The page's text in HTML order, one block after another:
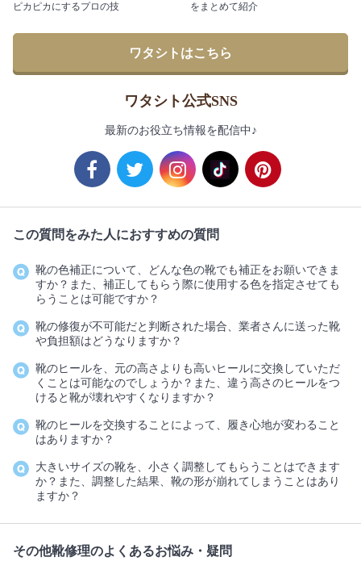
ピカピカにするプロの技
をまとめて紹介
ワタシトはこちら
ワタシト公式SNS
最新のお役立ち情報を配信中♪
この質問をみた人におすすめの質問
靴の色補正について、どんな色の靴でも補正をお願いできま
すか？また、補正してもらう際に使用する色を指定させても
らうことは可能ですか？
靴の修復が不可能だと判断された場合、業者さんに送った靴
や負担額はどうなりますか？
靴のヒールを、元の高さよりも高いヒールに交換していただ
くことは可能なのでしょうか？また、違う高さのヒールをつ
けると靴が壊れやすくなりますか？
靴のヒールを交換することによって、履き心地が変わること
はありますか？
大きいサイズの靴を、小さく調整してもらうことはできます
か？また、調整した結果、靴の形が崩れてしまうことはあり
ますか？
その他靴修理のよくあるお悩み・疑問